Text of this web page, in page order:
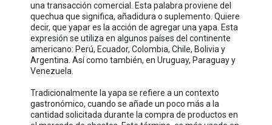
una transacción comercial. Esta palabra proviene del
quechua que significa, añadidura o suplemento. Quiere
decir, que yapar es la acción de agregar una yapa. Esta
expresión se utiliza en algunos países del continente
americano: Perú, Ecuador, Colombia, Chile, Bolivia y
Argentina. Así como también, en Uruguay, Paraguay y
Venezuela.
Tradicionalmente la yapa se refiere a un contexto
gastronómico, cuando se añade un poco más a la
cantidad solicitada durante la compra de productos en